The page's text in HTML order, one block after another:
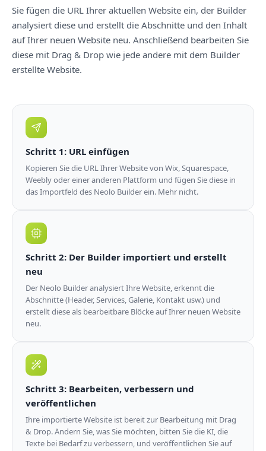
Sie fügen die URL Ihrer aktuellen Website ein, der Builder
analysiert diese und erstellt die Abschnitte und den Inhalt
auf Ihrer neuen Website neu. Anschließend bearbeiten Sie
diese mit Drag & Drop wie jede andere mit dem Builder
erstellte Website.
Schritt 1: URL einfügen
Kopieren Sie die URL Ihrer Website von Wix, Squarespace,
Weebly oder einer anderen Plattform und fügen Sie diese in
das Importfeld des Neolo Builder ein. Mehr nicht.
Schritt 2: Der Builder importiert und erstellt
neu
Der Neolo Builder analysiert Ihre Website, erkennt die
Abschnitte (Header, Services, Galerie, Kontakt usw.) und
erstellt diese als bearbeitbare Blöcke auf Ihrer neuen Website
neu.
Schritt 3: Bearbeiten, verbessern und
veröffentlichen
Ihre importierte Website ist bereit zur Bearbeitung mit Drag
& Drop. Ändern Sie, was Sie möchten, bitten Sie die KI, die
Texte bei Bedarf zu verbessern, und veröffentlichen Sie auf